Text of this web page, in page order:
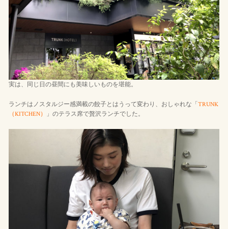
実は、同じ日の昼間にも美味しいものを堪能。
ランチはノスタルジー感満載の餃子とはうって変わり、おしゃれな「TRUNK
（KITCHEN）
」のテラス席で贅沢ランチでした。